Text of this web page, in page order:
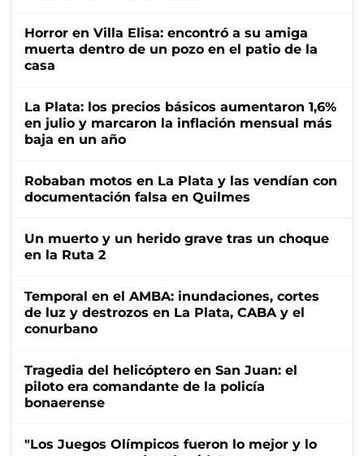
Horror en Villa Elisa: encontró a su amiga
muerta dentro de un pozo en el patio de la
casa
La Plata: los precios básicos aumentaron 1,6%
en julio y marcaron la inflación mensual más
baja en un año
Robaban motos en La Plata y las vendían con
documentación falsa en Quilmes
Un muerto y un herido grave tras un choque
en la Ruta 2
Temporal en el AMBA: inundaciones, cortes
de luz y destrozos en La Plata, CABA y el
conurbano
Tragedia del helicóptero en San Juan: el
piloto era comandante de la policía
bonaerense
"Los Juegos Olímpicos fueron lo mejor y lo